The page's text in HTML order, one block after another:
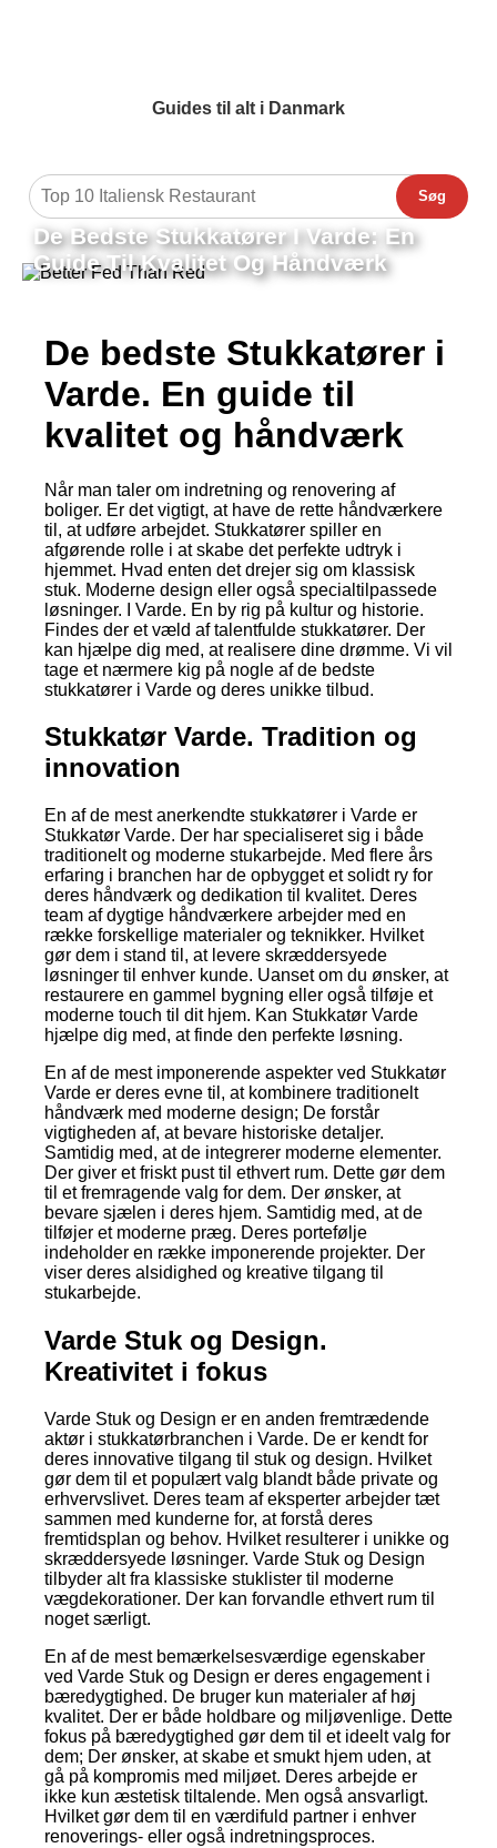
Guides til alt i Danmark
Søg
De Bedste Stukkatører I Varde: En
Guide Til Kvalitet Og Håndværk
De bedste Stukkatører i
Varde. En guide til
kvalitet og håndværk
Når man taler om indretning og renovering af
boliger. Er det vigtigt, at have de rette håndværkere
til, at udføre arbejdet. Stukkatører spiller en
afgørende rolle i at skabe det perfekte udtryk i
hjemmet. Hvad enten det drejer sig om klassisk
stuk. Moderne design eller også specialtilpassede
løsninger. I Varde. En by rig på kultur og historie.
Findes der et væld af talentfulde stukkatører. Der
kan hjælpe dig med, at realisere dine drømme. Vi vil
tage et nærmere kig på nogle af de bedste
stukkatører i Varde og deres unikke tilbud.
Stukkatør Varde. Tradition og
innovation
En af de mest anerkendte stukkatører i Varde er
Stukkatør Varde. Der har specialiseret sig i både
traditionelt og moderne stukarbejde. Med flere års
erfaring i branchen har de opbygget et solidt ry for
deres håndværk og dedikation til kvalitet. Deres
team af dygtige håndværkere arbejder med en
række forskellige materialer og teknikker. Hvilket
gør dem i stand til, at levere skræddersyede
løsninger til enhver kunde. Uanset om du ønsker, at
restaurere en gammel bygning eller også tilføje et
moderne touch til dit hjem. Kan Stukkatør Varde
hjælpe dig med, at finde den perfekte løsning.
En af de mest imponerende aspekter ved Stukkatør
Varde er deres evne til, at kombinere traditionelt
håndværk med moderne design; De forstår
vigtigheden af, at bevare historiske detaljer.
Samtidig med, at de integrerer moderne elementer.
Der giver et friskt pust til ethvert rum. Dette gør dem
til et fremragende valg for dem. Der ønsker, at
bevare sjælen i deres hjem. Samtidig med, at de
tilføjer et moderne præg. Deres portefølje
indeholder en række imponerende projekter. Der
viser deres alsidighed og kreative tilgang til
stukarbejde.
Varde Stuk og Design.
Kreativitet i fokus
Varde Stuk og Design er en anden fremtrædende
aktør i stukkatørbranchen i Varde. De er kendt for
deres innovative tilgang til stuk og design. Hvilket
gør dem til et populært valg blandt både private og
erhvervslivet. Deres team af eksperter arbejder tæt
sammen med kunderne for, at forstå deres
fremtidsplan og behov. Hvilket resulterer i unikke og
skræddersyede løsninger. Varde Stuk og Design
tilbyder alt fra klassiske stuklister til moderne
vægdekorationer. Der kan forvandle ethvert rum til
noget særligt.
En af de mest bemærkelsesværdige egenskaber
ved Varde Stuk og Design er deres engagement i
bæredygtighed. De bruger kun materialer af høj
kvalitet. Der er både holdbare og miljøvenlige. Dette
fokus på bæredygtighed gør dem til et ideelt valg for
dem; Der ønsker, at skabe et smukt hjem uden, at
gå på kompromis med miljøet. Deres arbejde er
ikke kun æstetisk tiltalende. Men også ansvarligt.
Hvilket gør dem til en værdifuld partner i enhver
renoverings- eller også indretningsproces.